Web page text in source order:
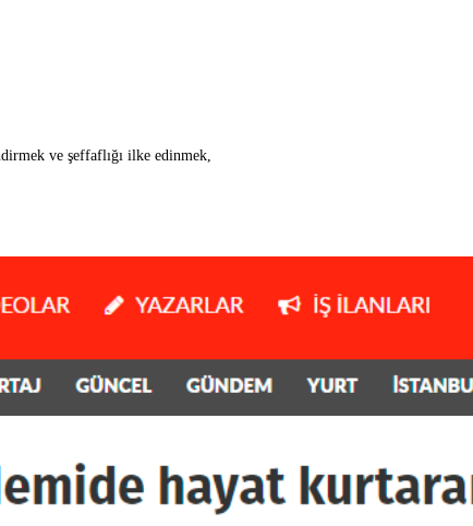
ve şeffaflığı ilke edinmek,